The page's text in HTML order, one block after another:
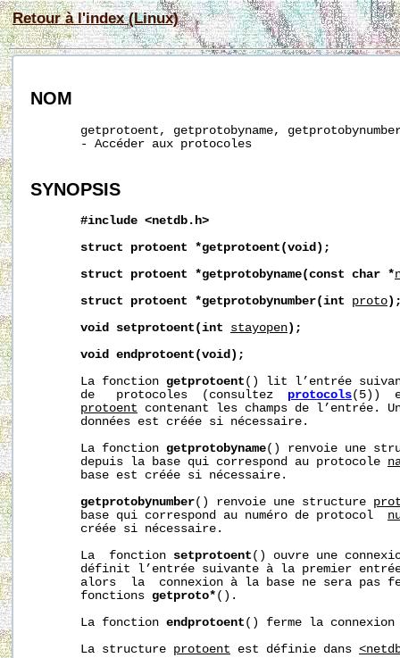
Retour à l'index (Linux)
NOM
getprotoent, getprotobyname,
       - Accéder aux protocoles
SYNOPSIS
#include <netdb.h>
struct
protoent
*getprotoent(void);
struct
protoent *getprotobyname(const char *
struct
protoent *getprotobynumber(int proto
void setprotoent(int stayopen );
void endprotoent(void);
       La fonction
getprotoent () lit l’entrée
       de   protocoles  (consultez
protocols(5))
protoent contenant les champs de l’entrée.
       données est créée si nécessaire.
       La fonction
getprotobyname() renvoie une
       depuis la base qui correspond au protocole
       base est créée si nécessaire.
getprotobynumber() renvoie une structure
       base qui correspond au numéro de protocol
       créée si nécessaire.
       La  fonction
setprotoent () ouvre une
définit l’entrée suivante à la premier
alors  la  connexion à la base ne sera pas
       fonctions
getproto* ().
       La fonction
endprotoent () ferme la connexion
       La structure
protoent est définie dans